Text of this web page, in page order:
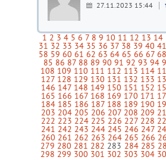
27.11.2023 15:44
1 2 3 4 5 6 7 8 9 10 11 12 13 14
31 32 33 34 35 36 37 38 39 40
58 59 60 61 62 63 64 65 66 67 68
85 86 87 88 89 90 91 92 93 94
108 109 110 111 112 113 114
127 128 129 130 131 132 133
146 147 148 149 150 151 152
165 166 167 168 169 170 171
184 185 186 187 188 189 190
203 204 205 206 207 208 209
222 223 224 225 226 227 228
241 242 243 244 245 246 247
260 261 262 263 264 265 266
279 280 281 282 283 284 285
298 299 300 301 302 303 304